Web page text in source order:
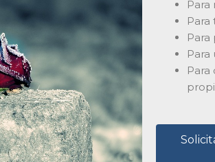
Para